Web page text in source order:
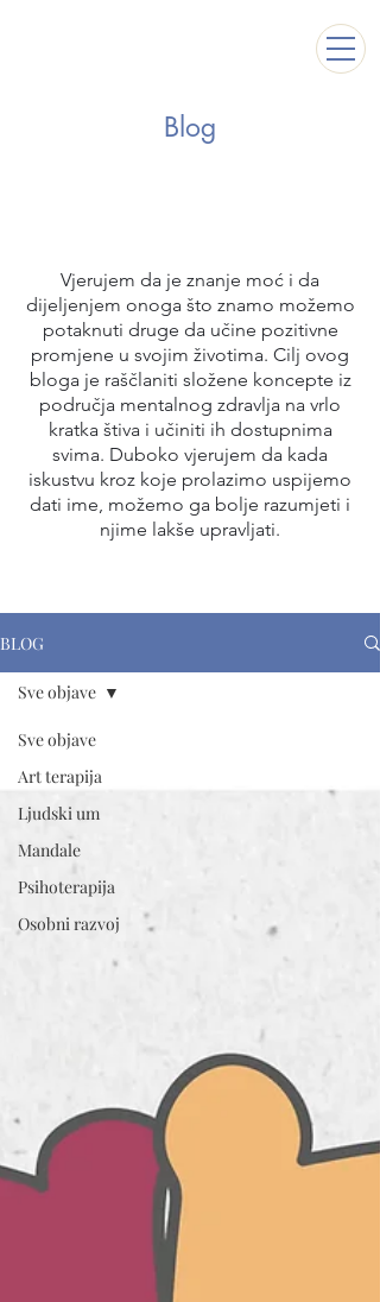
Blog
Vjerujem da je znanje moć i da
dijeljenjem onoga što znamo možemo
potaknuti druge da učine pozitivne
promjene u svojim životima. Cilj ovog
bloga je raščlaniti složene koncepte iz
područja mentalnog zdravlja na vrlo
kratka štiva i učiniti ih dostupnima
svima. Duboko vjerujem da kada
iskustvu kroz koje prolazimo uspijemo
dati ime, možemo ga bolje razumjeti i
njime lakše upravljati.
BLOG
Sve objave
Art terapija
Ljudski um
Mandale
Psihoterapija
Osobni razvoj
Sve objave